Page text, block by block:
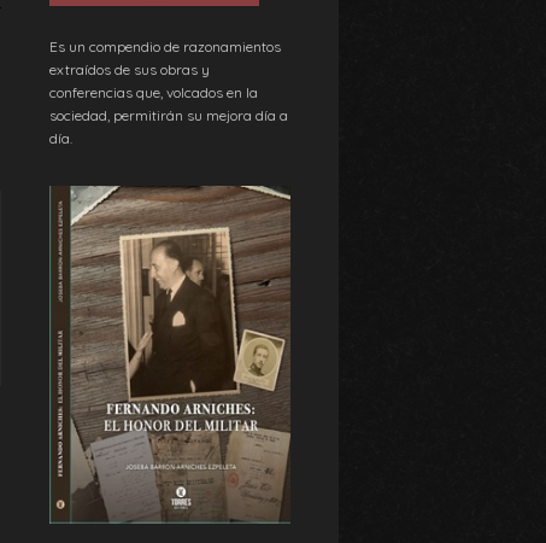
Es un compendio de razonamientos
extraídos de sus obras y
conferencias que, volcados en la
sociedad, permitirán su mejora día a
día.